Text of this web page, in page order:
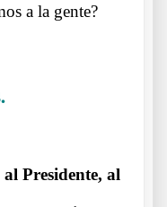
a la gente?
Presidente, al